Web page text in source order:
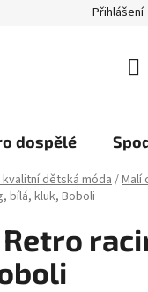
Přihlášení
dospělé
kvalitní dětská móda/Malí
bílá, kluk, Boboli